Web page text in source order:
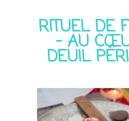
RITUEL DE
– AU
DEUIL